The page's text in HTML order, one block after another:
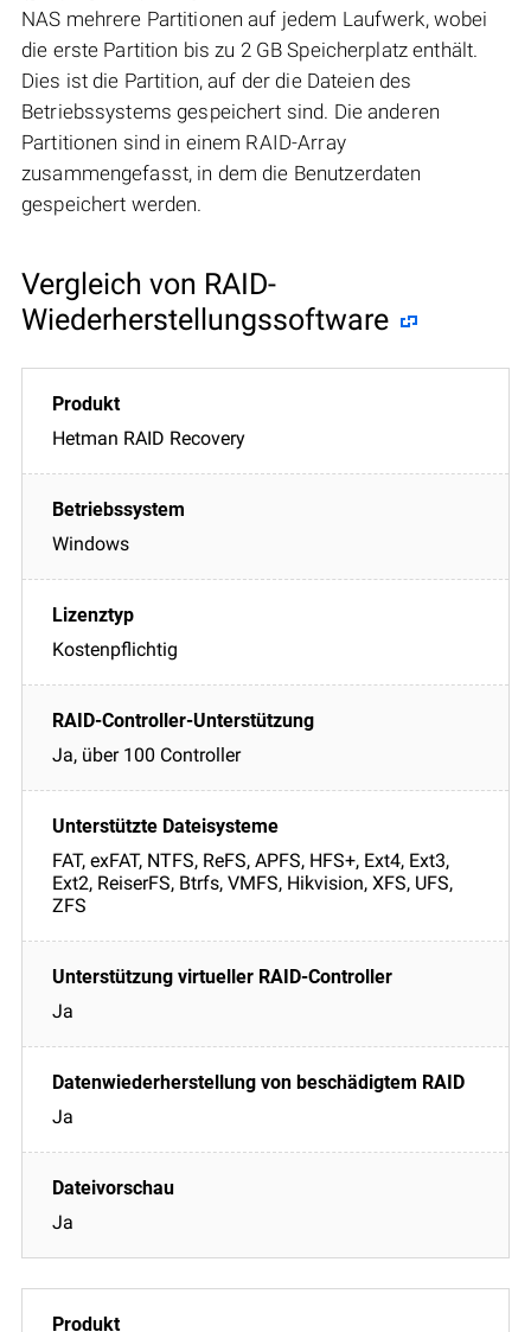
NAS mehrere Partitionen auf jedem Laufwerk, wobei
die erste Partition bis zu 2 GB Speicherplatz enthält.
Dies ist die Partition, auf der die Dateien des
Betriebssystems gespeichert sind. Die anderen
Partitionen sind in einem RAID-Array
zusammengefasst, in dem die Benutzerdaten
gespeichert werden.
Vergleich von RAID-
Wiederherstellungssoftware
Hetman RAID Recovery
Windows
Kostenpflichtig
Ja, über 100 Controller
FAT, exFAT, NTFS, ReFS, APFS, HFS+, Ext4, Ext3,
Ext2, ReiserFS, Btrfs, VMFS, Hikvision, XFS, UFS,
ZFS
Ja
Ja
Ja